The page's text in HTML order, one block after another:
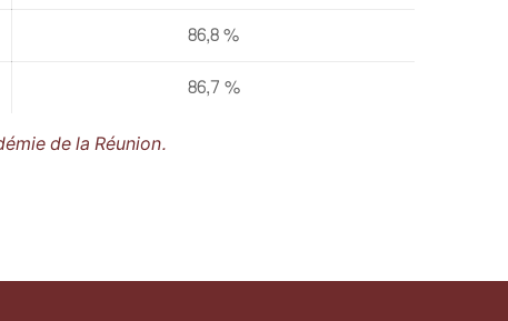
86,8 %
86,7 %
de la Réunion.